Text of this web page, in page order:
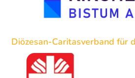
Diözesan-Caritasverband für